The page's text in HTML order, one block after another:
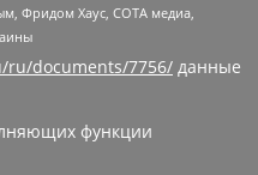
Фридом Хаус, СОТА медиа,
documents/7756/ данные
функции